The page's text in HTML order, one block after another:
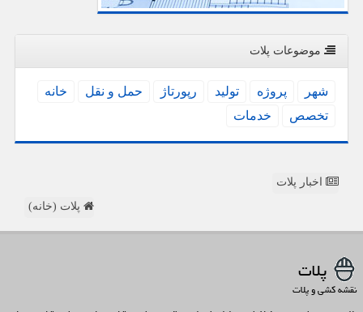
موضوعات پلات
شهر پروژه تولید رپورتاژ حمل و نقل
خانه
تخصص
خدمات
اخبار پلات
پلات (خانه)
پلات
نقشه کشی و پلات